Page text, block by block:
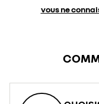
vous ne